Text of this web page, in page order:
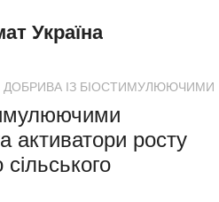
Україна
ДОБРИВА ІЗ
активатори росту